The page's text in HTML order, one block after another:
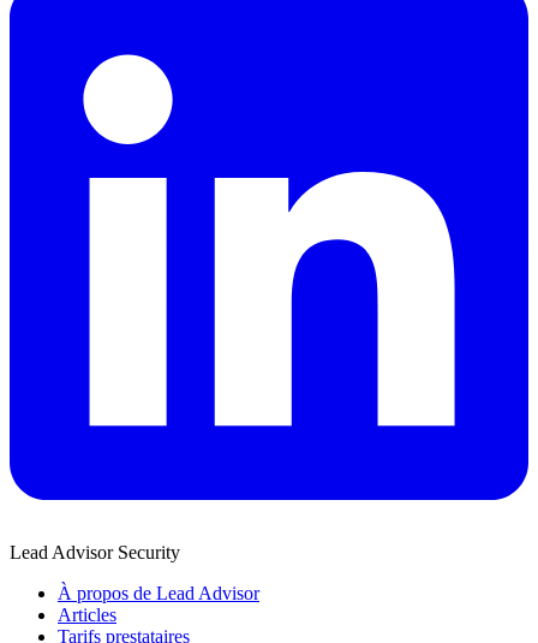
Lead Advisor Security
À propos de Lead Advisor
Articles
Tarifs prestataires